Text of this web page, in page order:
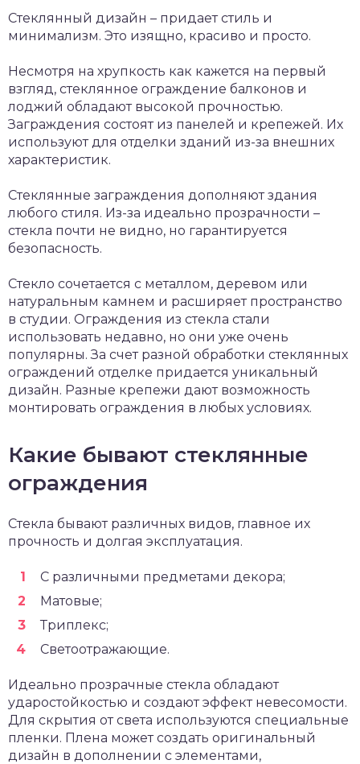
Стеклянный дизайн – придает стиль и
минимализм. Это изящно, красиво и просто.
Несмотря на хрупкость как кажется на первый
взгляд, стеклянное ограждение балконов и
лоджий обладают высокой прочностью.
Заграждения состоят из панелей и крепежей. Их
используют для отделки зданий из-за внешних
характеристик.
Стеклянные заграждения дополняют здания
любого стиля. Из-за идеально прозрачности –
стекла почти не видно, но гарантируется
безопасность.
Стекло сочетается с металлом, деревом или
натуральным камнем и расширяет пространство
в студии. Ограждения из стекла стали
использовать недавно, но они уже очень
популярны. За счет разной обработки стеклянных
ограждений отделке придается уникальный
дизайн. Разные крепежи дают возможность
монтировать ограждения в любых условиях.
Какие бывают стеклянные
ограждения
Стекла бывают различных видов, главное их
прочность и долгая эксплуатация.
С различными предметами декора;
Матовые;
Триплекс;
Светоотражающие.
Идеально прозрачные стекла обладают
ударостойкостью и создают эффект невесомости.
Для скрытия от света используются специальные
пленки. Плена может создать оригинальный
дизайн в дополнении с элементами,